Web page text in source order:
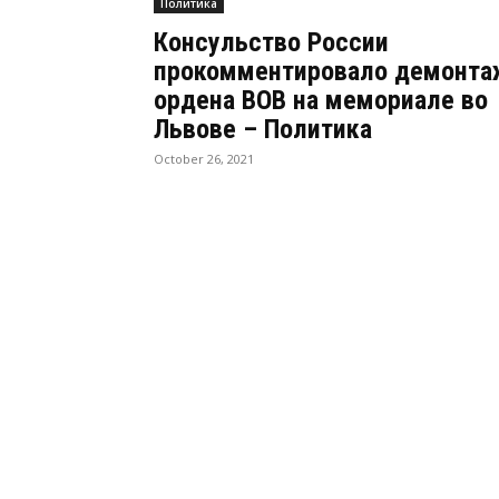
Политика
Консульство России
прокомментировало
ордена ВОВ на мемориале во
Львове – Политика
October 26, 2021